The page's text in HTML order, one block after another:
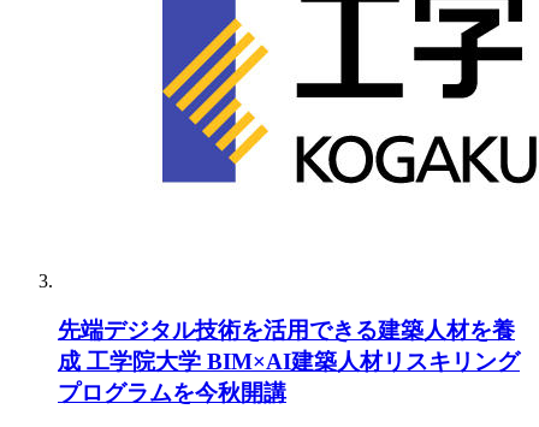
先端デジタル技術を活用できる建築人材を養
成 工学院大学 BIM×AI建築人材リスキリング
プログラムを今秋開講